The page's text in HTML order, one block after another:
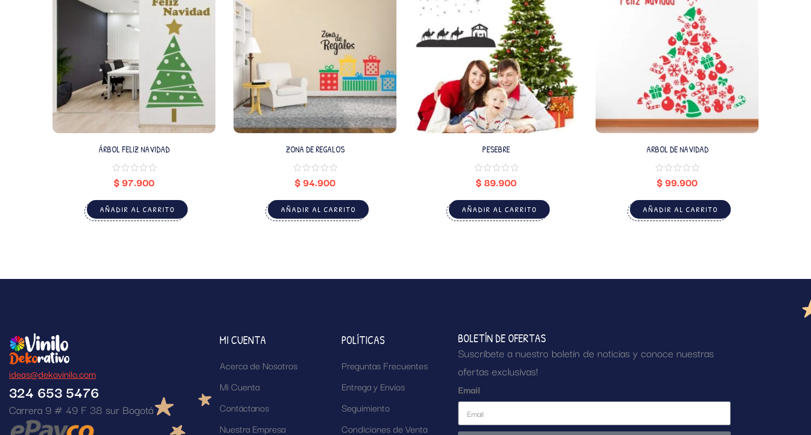
ÁRBOL FELIZ NAVIDAD
$97.900
AÑADIR AL CARRITO
ZONA DE REGALOS
$94.900
AÑADIR AL CARRITO
PESEBRE
$89.900
AÑADIR AL CARRITO
ARBOL DE NAVIDAD
$99.900
AÑADIR AL CARRITO
ideas@dekovinilo.com
324 653 5476
Carrera 9 # 49 F 38 sur Bogotá
MI CUENTA
Acerca de Nosotros
Mi Cuenta
Contáctanos
Nuestra Empresa
POLÍTICAS
Preguntas Frecuentes
Entrega y Envíos
Seguimiento
Condiciones de Venta
BOLETÍN DE OFERTAS
Suscríbete a nuestro boletín de noticias y conoce nuestras
ofertas exclusivas!
Email